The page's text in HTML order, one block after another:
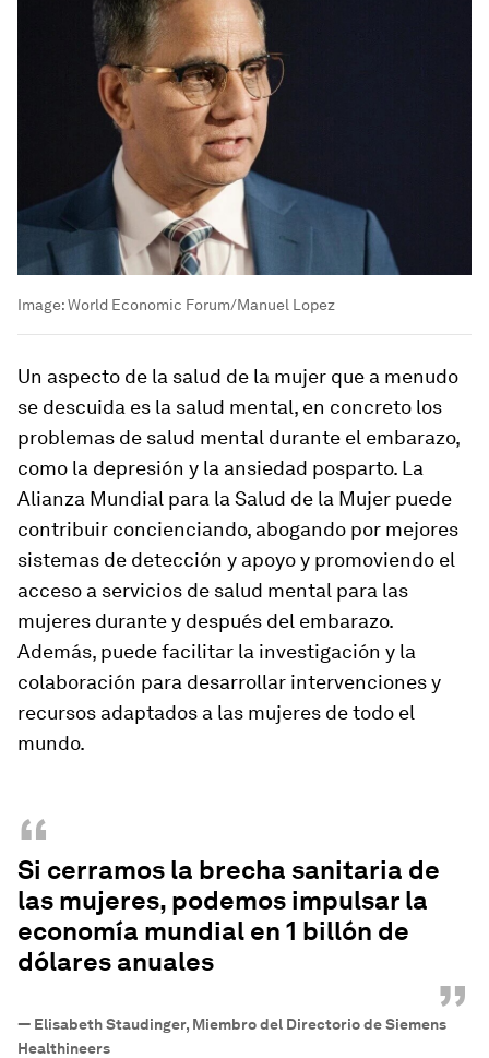
Image:World Economic Forum/Manuel Lopez
Un aspecto de la salud de la mujer que a menudo
se descuida es la salud mental, en concreto los
problemas de salud mental durante el embarazo,
como la depresión y la ansiedad posparto. La
Alianza Mundial para la Salud de la Mujer puede
contribuir concienciando, abogando por mejores
sistemas de detección y apoyo y promoviendo el
acceso a servicios de salud mental para las
mujeres durante y después del embarazo.
Además, puede facilitar la investigación y la
colaboración para desarrollar intervenciones y
recursos adaptados a las mujeres de todo el
mundo.
“
Si cerramos la brecha sanitaria de
las mujeres, podemos impulsar la
economía mundial en 1 billón de
dólares anuales
”
— Elisabeth Staudinger, Miembro del Directorio de Siemens
Healthineers